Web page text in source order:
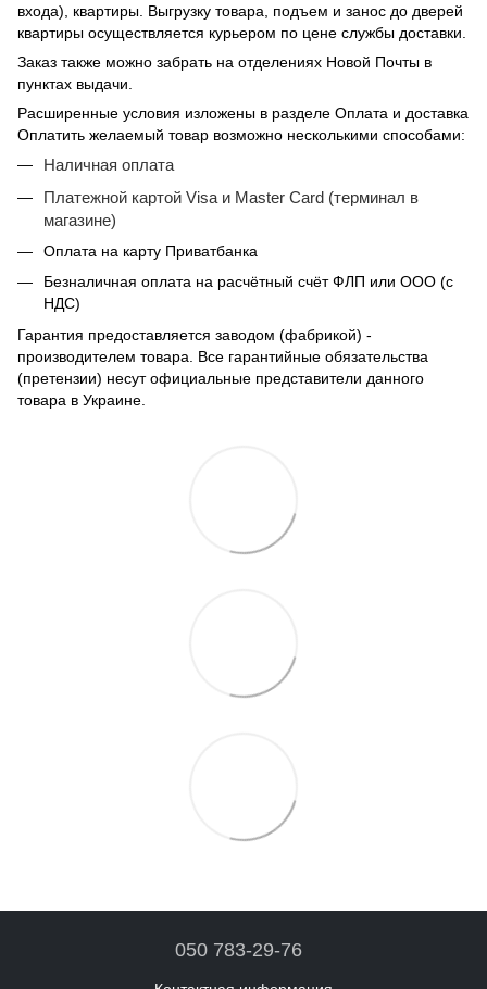
входа), квартиры. Выгрузку товара, подъем и занос до дверей
квартиры осуществляется курьером по цене службы доставки.
Заказ также можно забрать на отделениях Новой Почты в
пунктах выдачи.
Расширенные условия изложены в разделе Оплата и доставка
Оплатить желаемый товар возможно несколькими способами:
Наличная оплата
Платежной картой Visa и Master Card (терминал в
магазине)
Оплата на карту Приватбанка
Безналичная оплата на расчётный счёт ФЛП или ООО (с
НДС)
Гарантия предоставляется заводом (фабрикой) -
производителем товара. Все гарантийные обязательства
(претензии) несут официальные представители данного
товара в Украине.
050 783-29-76